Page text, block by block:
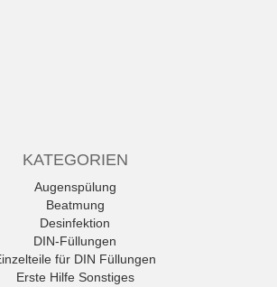
KATEGORIEN
Augenspülung
Beatmung
Desinfektion
DIN-Füllungen
für DIN Füllungen
Erste Hilfe Sonstiges